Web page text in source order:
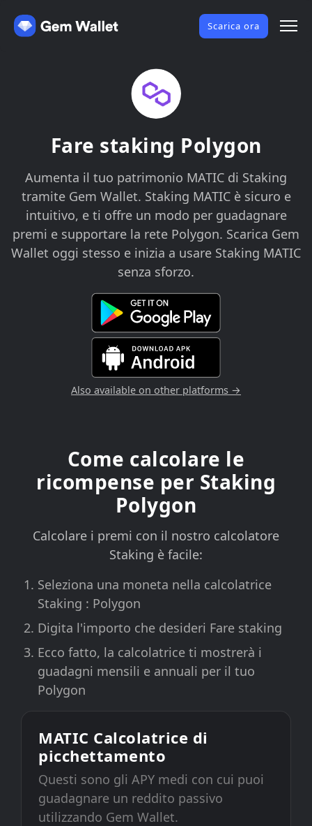
Scarica ora
Fare staking Polygon
Aumenta il tuo patrimonio MATIC di Staking
tramite Gem Wallet. Staking MATIC è sicuro e
intuitivo, e ti offre un modo per guadagnare
premi e supportare la rete Polygon. Scarica Gem
Wallet oggi stesso e inizia a usare Staking MATIC
senza sforzo.
Also available on other platforms →
Come calcolare le
ricompense per Staking
Polygon
Calcolare i premi con il nostro calcolatore
Staking è facile:
Seleziona una moneta nella calcolatrice
Staking : Polygon
Digita l'importo che desideri Fare staking
Ecco fatto, la calcolatrice ti mostrerà i
guadagni mensili e annuali per il tuo
Polygon
MATIC Calcolatrice di
picchettamento
Questi sono gli APY medi con cui puoi
guadagnare un reddito passivo
utilizzando Gem Wallet.